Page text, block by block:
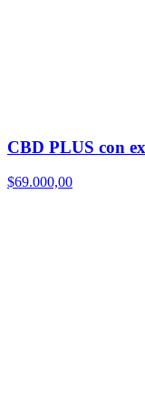
CBD PLUS con
$69.000,00